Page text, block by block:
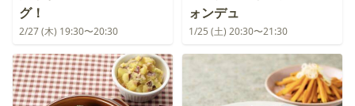
グ！
2/27 (木) 19:30〜20:30
ォンデュ
1/25 (土) 20:30〜21:30